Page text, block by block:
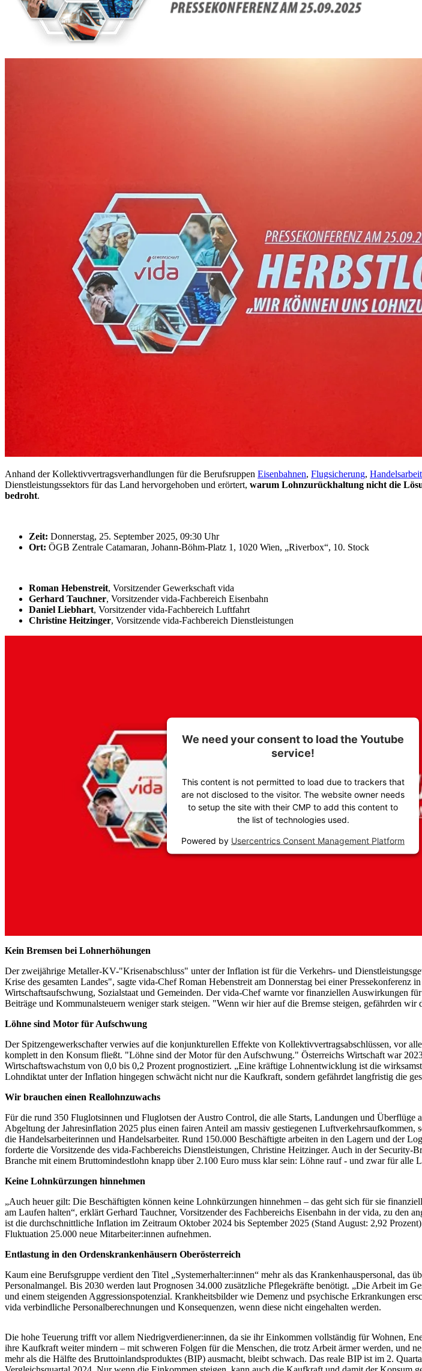
Anhand der Kollektivvertragsverhandlungen für die Berufsruppen Eisenbahnen, Flugsicherung,
Dienstleistungssektors für das Land hervorgehoben und erörtert, warum Lohnzurückhaltung nicht die
bedroht.
Zeit: Donnerstag, 25. September 2025, 09:30 Uhr
Ort: ÖGB Zentrale Catamaran, Johann-Böhm-Platz 1, 1020 Wien, „Riverbox“, 10. Stock
Roman Hebenstreit, Vorsitzender Gewerkschaft vida
Gerhard Tauchner, Vorsitzender vida-Fachbereich Eisenbahn
Daniel Liebhart, Vorsitzender vida-Fachbereich Luftfahrt
Christine Heitzinger, Vorsitzende vida-Fachbereich Dienstleistungen
We need your consent to load the Youtube
service!
This content is not permitted to load due to trackers that
are not disclosed to the visitor. The website owner needs
to setup the site with their CMP to add this content to
the list of technologies used.
Powered by Usercentrics Consent Management Platform
Kein Bremsen bei Lohnerhöhungen
Der zweijährige Metaller-KV-"Krisenabschluss" unter der Inflation ist für die Verkehrs- und
Krise des gesamten Landes", sagte vida-Chef Roman Hebenstreit am Donnerstag bei einer
Wirtschaftsaufschwung, Sozialstaat und Gemeinden. Der vida-Chef warnte vor finanziellen Auswirkungen
Beiträge und Kommunalsteuern weniger stark steigen. "Wenn wir hier auf die Bremse steigen, gefährden wir
Löhne sind Motor für Aufschwung
Der Spitzengewerkschafter verwies auf die konjunkturellen Effekte von Kollektivvertragsabschlüssen, vor
komplett in den Konsum fließt. "Löhne sind der Motor für den Aufschwung." Österreichs Wirtschaft war
Wirtschaftswachstum von 0,0 bis 0,2 Prozent prognostiziert. „Eine kräftige Lohnentwicklung ist die
Lohndiktat unter der Inflation hingegen schwächt nicht nur die Kaufkraft, sondern gefährdet langfristig die
Wir brauchen einen Reallohnzuwachs
Für die rund 350 Fluglotsinnen und Fluglotsen der Austro Control, die alle Starts, Landungen und
Abgeltung der Jahresinflation 2025 plus einen fairen Anteil am massiv gestiegenen
die Handelsarbeiterinnen und Handelsarbeiter. Rund 150.000 Beschäftigte arbeiten in den Lagern und der
forderte die Vorsitzende des vida-Fachbereichs Dienstleistungen, Christine Heitzinger. Auch in der
Branche mit einem Bruttomindestlohn knapp über 2.100 Euro muss klar sein: Löhne rauf - und zwar für alle
Keine Lohnkürzungen hinnehmen
„Auch heuer gilt: Die Beschäftigten können keine Lohnkürzungen hinnehmen – das geht sich für sie
am Laufen halten“, erklärt Gerhard Tauchner, Vorsitzender des Fachbereichs Eisenbahn in der vida, zu
ist die durchschnittliche Inflation im Zeitraum Oktober 2024 bis September 2025 (Stand August: 2,92
Fluktuation 25.000 neue Mitarbeiter:innen aufnehmen.
Entlastung in den Ordenskrankenhäusern Oberösterreich
Kaum eine Berufsgruppe verdient den Titel „Systemerhalter:innen“ mehr als das Krankenhauspersonal, das
Personalmangel. Bis 2030 werden laut Prognosen 34.000 zusätzliche Pflegekräfte benötigt. „Die Arbeit im
und einem steigenden Aggressionspotenzial. Krankheitsbilder wie Demenz und psychische Erkrankungen
vida verbindliche Personalberechnungen und Konsequenzen, wenn diese nicht eingehalten werden.
Die hohe Teuerung trifft vor allem Niedrigverdiener:innen, da sie ihr Einkommen vollständig für Wohnen,
ihre Kaufkraft weiter mindern – mit schweren Folgen für die Menschen, die trotz Arbeit ärmer werden, und
mehr als die Hälfte des Bruttoinlandsproduktes (BIP) ausmacht, bleibt schwach. Das reale BIP ist im 2.